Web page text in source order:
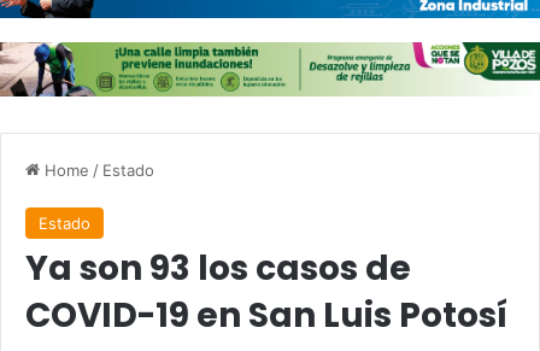
Home / Estado
Estado
Ya son 93 los casos de
COVID-19 en San Luis Potosí